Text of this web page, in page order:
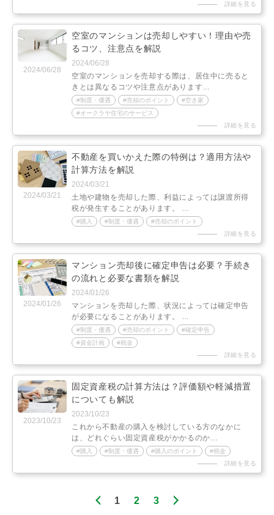
詳細を見る
2024/06/28
空室のマンションは売却しやすい！理由や売
るコツ、注意点を解説
2024/06/28
空室のマンションを売却する際は、居住中に売ると
きとは異なるコツや注意点があります…
制度・優遇 売却のポイント
空き家
オークラヤ住宅のサービス
詳細を見る
2024/03/21
不動産を買いかえた際の特例は？適用方法や
計算方法を解説
2024/03/21
土地や建物を売却した際、利益によっては譲渡所得
税が発生することがあります。 …
購入 制度・優遇
売却のポイント
詳細を見る
2024/01/26
マンション売却後に確定申告は必要？手続き
の流れと必要な書類を解説
2024/01/26
マンションを売却した際、状況によっては確定申告
が必要になることがあります。 …
制度・優遇 売却のポイント
確定申告
資金計画
税金
詳細を見る
2023/10/23
固定資産税の計算方法は？評価額や軽減措置
についても解説
2023/10/23
これから不動産の購入を検討している方のなかに
は、どれぐらい固定資産税がかかるのか…
購入 制度・優遇 購入のポイント
税金
詳細を見る
1 2 3